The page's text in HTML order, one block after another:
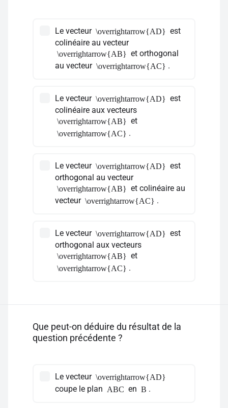
Le vecteur \overrightarrow{AD} est
colinéaire au vecteur
\overrightarrow{AB} et orthogonal
au vecteur \overrightarrow{AC} .
Le vecteur \overrightarrow{AD} est
colinéaire aux vecteurs
\overrightarrow{AB} et
\overrightarrow{AC} .
Le vecteur \overrightarrow{AD} est
orthogonal au vecteur
\overrightarrow{AB} et colinéaire au
vecteur \overrightarrow{AC} .
Le vecteur \overrightarrow{AD} est
orthogonal aux vecteurs
\overrightarrow{AB} et
\overrightarrow{AC} .
Que peut-on déduire du résultat de la
question précédente ?
Le vecteur \overrightarrow{AD}
coupe le plan ABC en B .